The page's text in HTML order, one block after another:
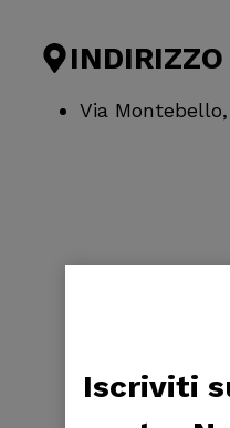
INDIRIZZO
Via
Iscriviti